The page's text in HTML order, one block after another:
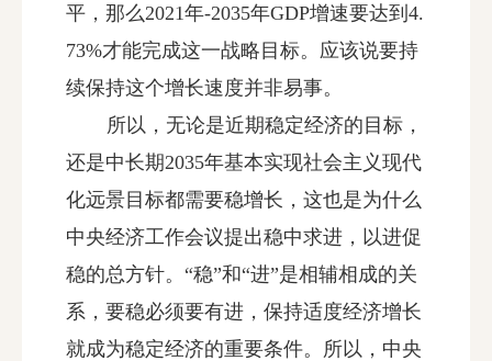
平，那么2021年-2035年GDP增速要达到4.
73%才能完成这一战略目标。应该说要持
续保持这个增长速度并非易事。
所以，无论是近期稳定经济的目标，
还是中长期2035年基本实现社会主义现代
化远景目标都需要稳增长，这也是为什么
中央经济工作会议提出稳中求进，以进促
稳的总方针。“稳”和“进”是相辅相成的关
系，要稳必须要有进，保持适度经济增长
就成为稳定经济的重要条件。所以，中央